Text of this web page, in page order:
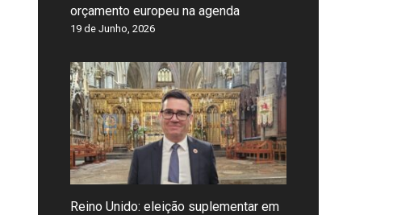
orçamento europeu na agenda
19 de Junho, 2026
Reino Unido: eleição suplementar em